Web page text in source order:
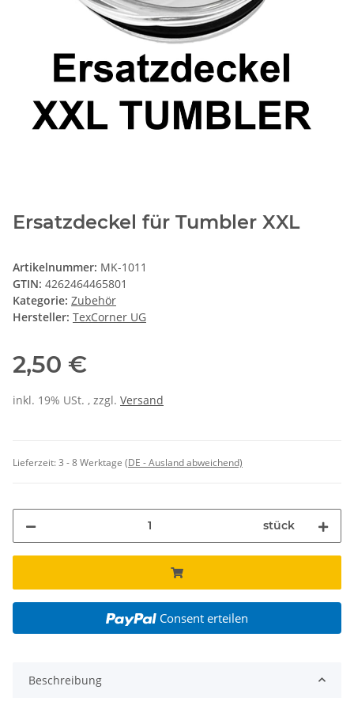
Ersatzdeckel für Tumbler XXL
Artikelnummer: MK-1011
GTIN: 4262464465801
Kategorie: Zubehör
Hersteller: TexCorner UG
2,50 €
inkl. 19% USt. , zzgl. Versand
Lieferzeit:3 - 8 Werktage (DE - Ausland abweichend)
stück
Consent erteilen
Beschreibung